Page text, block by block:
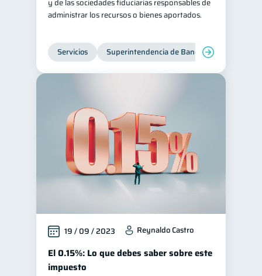
y de las sociedades fiduciarias responsables de
administrar los recursos o bienes aportados.
Servicios Superintendencia de Bancos
19 / 09 / 2023 Reynaldo Castro
El 0.15%: Lo que debes saber sobre este
impuesto